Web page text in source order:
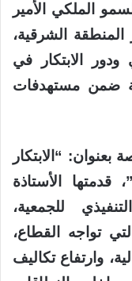
الملكي الأمير
الشرقية،
الابتكار في
ضمن مستهدفات
“الابتكار
قدمتها الأستاذة
للجمعية،
تواجه القطاع،
وارتفاع تكاليف